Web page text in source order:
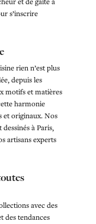
s’inscrire
rien n’est plus
depuis les
motifs et matières
harmonie
et originaux. Nos
à Paris,
artisans experts
avec des
des tendances